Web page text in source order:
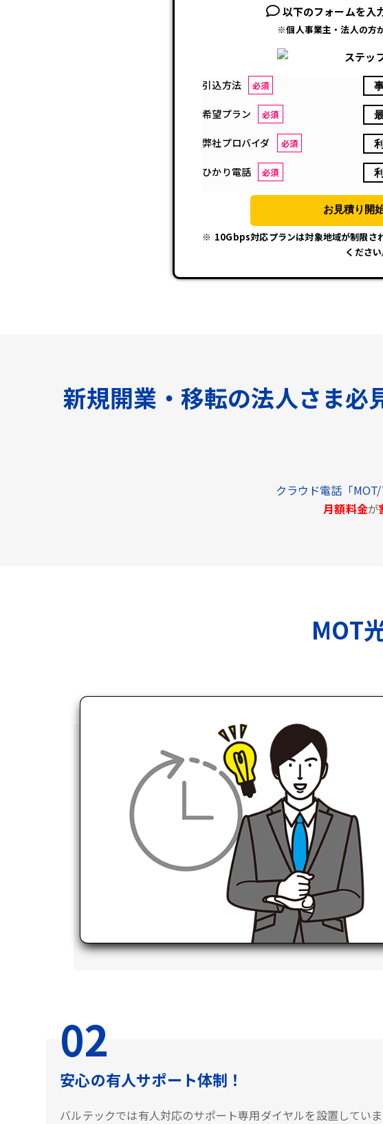
以下のフォームを入
※個人事業主・法人の方
引込方法 必須
希望プラン 必須
弊社プロバイダ 必須
ひかり電話 必須
お見積り開
10Gbps対応プランは対象地域が制限さ
ください
新規開業・移転の法人さま必
クラウド電話「MOT/
月額料金が
MOT
02
安心の有人サポート体制！
バルテックでは有人対応のサポート専用ダイヤルを設置していま